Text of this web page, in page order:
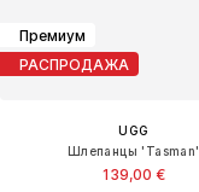
Премиум
РАСПРОДАЖА
UGG
Шлепанцы 'Tasman'
139,00 €